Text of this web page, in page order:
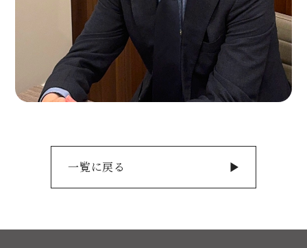
一覧に戻る